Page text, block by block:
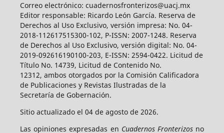
Correo electrónico: cuadernosfronterizos@uacj.mx
Editor responsable: Ricardo León García. Reserva de
Derechos al Uso Exclusivo, versión impresa: No. 04-
2018-112617515300-102, P-ISSN: 2007-1248. Reserva
de Derechos al Uso Exclusivo, versión digital: No. 04-
2019-092616190100-203, E-ISSN: 2594-0422. Licitud de
Título No. 14739, Licitud de Contenido No.
12312, ambos otorgados por la Comisión Calificadora
de Publicaciones y Revistas Ilustradas de la
Secretaría de Gobernación.
Sitio actualizado el 04 de agosto de 2026.
Las opiniones expresadas en Cuadernos Fronterizosno